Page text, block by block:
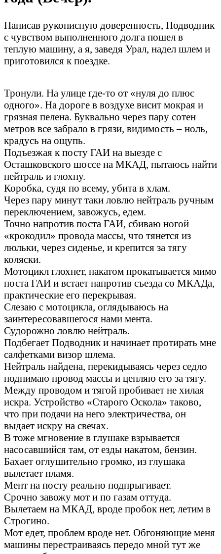
Написав рукописную доверенность, Подводник
с чувством выполненного долга пошел в
теплую машину, а я, заведя Урал, надел шлем и
приготовился к поездке.
Тронули. На улице где-то от «нуля до плюс
одного». На дороге в воздухе висит мокрая и
грязная пелена. Буквально через пару сотен
метров все забрало в грязи, видимость – ноль,
крадусь на ощупь.
Подъезжая к посту ГАИ на выезде с
Осташковского шоссе на МКАД, пытаюсь найти
нейтраль и глохну.
Коробка, судя по всему, убита в хлам.
Через пару минут таки ловлю нейтраль ручным
переключением, завожусь, едем.
Точно напротив поста ГАИ, сбиваю ногой
«крокодил» провода массы, что тянется из
люльки, через сиденье, и крепится за тягу
коляски.
Мотоцикл глохнет, накатом прокатывается мимо
поста ГАИ и встает напротив съезда со МКАДа,
практические его перекрывая.
Слезаю с мотоцикла, оглядываюсь на
заинтересовавшегося нами мента.
Судорожно ловлю нейтраль.
Подбегает Подводник и начинает протирать мне
салфетками визор шлема.
Нейтраль найдена, перекидываясь через седло
поднимаю провод массы и цепляю его за тягу.
Между проводом и тягой пробивает не хилая
искра. Устройство «Старого Оскола» таково,
что при подачи на него электричества, он
выдает искру на свечах.
В тоже мгновение в глушаке взрывается
насосавшийся там, от езды накатом, бензин.
Бахает оглушительно громко, из глушака
вылетает пламя.
Мент на посту реально подпрыгивает.
Срочно завожу мот и по газам оттуда.
Вылетаем на МКАД, вроде пробок нет, летим в
Строгино.
Мот едет, проблем вроде нет. Обгоняющие меня
машины перестраиваясь передо мной тут же